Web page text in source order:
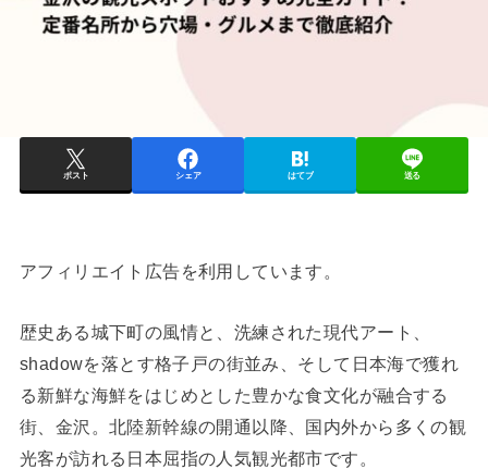
ポスト シェア はてブ 送る
アフィリエイト広告を利用しています。
歴史ある城下町の風情と、洗練された現代アート、
shadowを落とす格子戸の街並み、そして日本海で獲れ
る新鮮な海鮮をはじめとした豊かな食文化が融合する
街、金沢。北陸新幹線の開通以降、国内外から多くの観
光客が訪れる日本屈指の人気観光都市です。